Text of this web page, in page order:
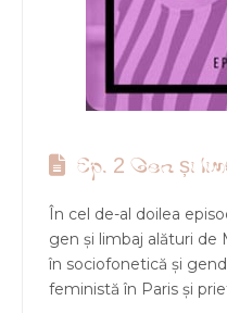
Ep. 2 Gen și
În cel de-al doilea
gen și limbaj alături de
în sociofonetică și
feministă în Paris și